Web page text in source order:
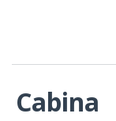
Cabina